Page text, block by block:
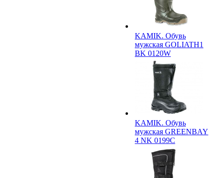
KAMIK. Обувь
мужская GOLIATH1
BK 0120W
KAMIK. Обувь
мужская GREENBAY
4 NK 0199C